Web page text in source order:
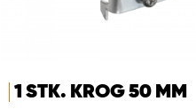
1 STK. KROG 50 MM